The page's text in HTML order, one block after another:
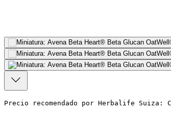
Precio recomendado por Herbalife Suiza: